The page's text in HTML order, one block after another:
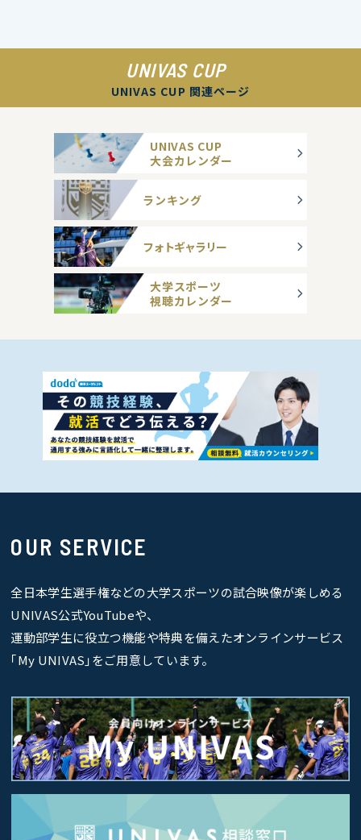
UNIVAS CUP
UNIVAS CUP 関連ページ
UNIVAS CUP
大会カレンダー
ランキング
フォトギャラリー
大学スポーツ
視聴カレンダー
OUR SERVICE
全日本学生選手権などの大学スポーツの試合映像が楽しめる
UNIVAS公式YouTubeや、
運動部学生に役立つ機能や特典を備えたオンラインサービス
｢My UNIVAS｣をご用意しています。